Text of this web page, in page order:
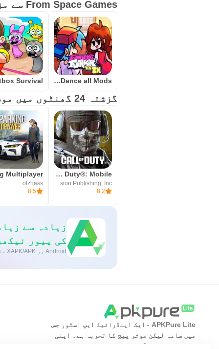
From Space Games سے مزید حاصل کریں
FNF Battle Dance all Mods
گزشتہ 24 گھنٹوں میں موسمی کھیل
Call of Duty®: Mobile
Activision Publishing, Inc.
8.2
olzhass
8.5
زیادہ سے
کی پیور
Android پر XAPK/APK فائلیںانسٹالکرنےکےلیےایککلککریں!
APKPure Lite - ایک اینڈرائیڈ ایپ اسٹور جس
میں سادہ لیکن موثر پیج کا تجربہ ہے۔ اپنی
مطلوبہ ایپ کو آسان، تیز اور محفوظ طریقے سے